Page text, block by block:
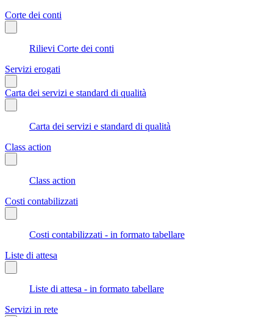
Corte dei conti
Rilievi Corte dei conti
Servizi erogati
Carta dei servizi e standard di qualità
Carta dei servizi e standard di qualità
Class action
Class action
Costi contabilizzati
Costi contabilizzati - in formato tabellare
Liste di attesa
Liste di attesa - in formato tabellare
Servizi in rete